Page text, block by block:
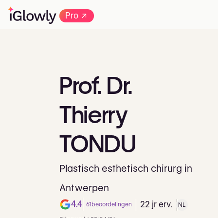
Pro→
Prof. Dr.
Thierry
TONDU
Plastisch esthetisch chirurg in
Antwerpen
4.4 61beoordelingen
Note de 4.4 sur 5 sur
22 jr erv.
NL